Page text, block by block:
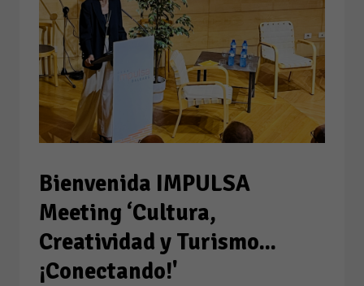
Bienvenida IMPULSA
Meeting ‘Cultura,
Creatividad y Turismo...
¡Conectando!'